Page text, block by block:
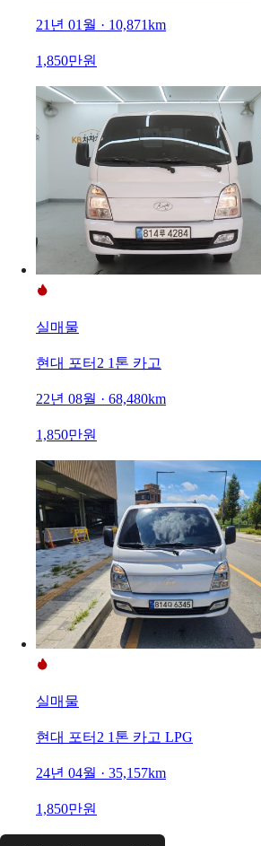
21년 01월 · 10,871km
1,850만원
실매물
현대 포터2 1톤 카고
22년 08월 · 68,480km
1,850만원
실매물
현대 포터2 1톤 카고 LPG
24년 04월 · 35,157km
1,850만원